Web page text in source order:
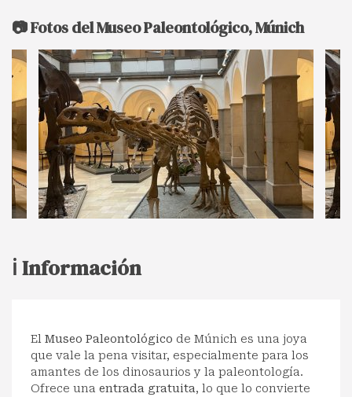
📷 Fotos del Museo Paleontológico, Múnich
ℹ️ Información
El Museo Paleontológico de Múnich es una joya
que vale la pena visitar, especialmente para los
amantes de los dinosaurios y la paleontología.
Ofrece una entrada gratuita, lo que lo convierte